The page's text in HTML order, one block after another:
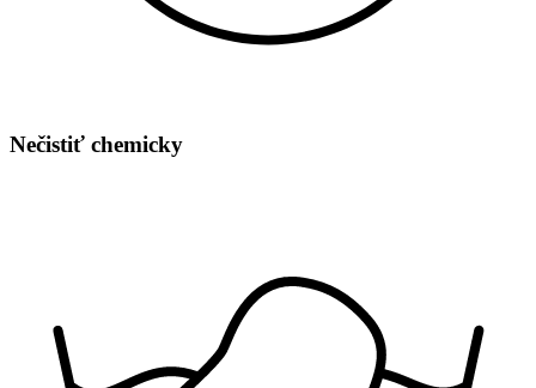
Nečistiť chemicky